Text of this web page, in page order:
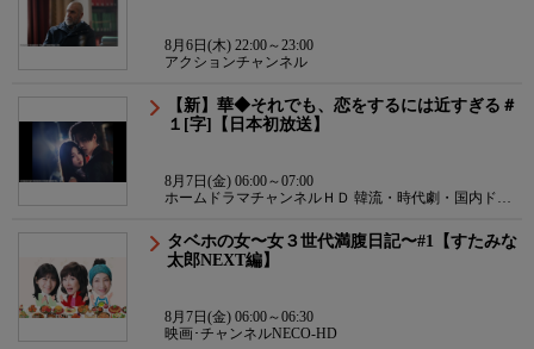
8月6日(木) 22:00～23:00
アクションチャンネル
【新】華◆それでも、恋をするには近すぎる＃
１[字]【日本初放送】
8月7日(金) 06:00～07:00
ホームドラマチャンネルＨＤ 韓流・時代劇・国内ドラ
タベホの女〜女３世代満腹日記〜#1【すたみな
太郎NEXT編】
8月7日(金) 06:00～06:30
映画･チャンネルNECO-HD